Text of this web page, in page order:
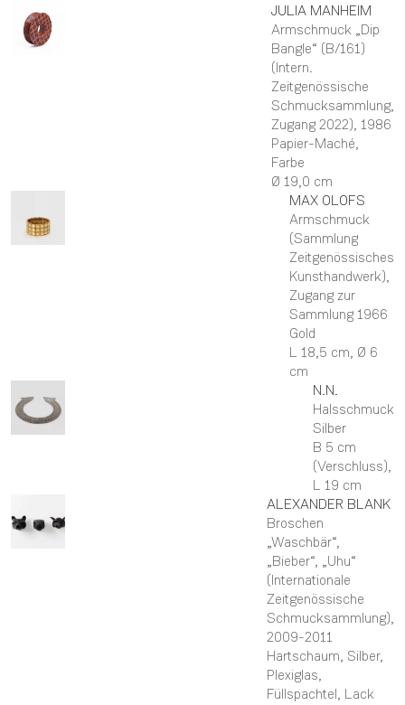
JULIA MANHEIM
Armschmuck „Dip
Bangle“ (B/161)
(Intern.
Zeitgenössische
Schmucksammlung,
Zugang 2022), 1986
Papier-Maché,
Farbe
Ø 19,0 cm
MAX OLOFS
Armschmuck
(Sammlung
Zeitgenössisches
Kunsthandwerk),
Zugang zur
Sammlung 1966
Gold
L 18,5 cm, Ø 6
cm
N.N.
Halsschmuck
Silber
B 5 cm
(Verschluss),
L 19 cm
ALEXANDER BLANK
Broschen
„Waschbär“,
„Bieber“, „Uhu“
(Internationale
Zeitgenössische
Schmucksammlung),
2009-2011
Hartschaum, Silber,
Plexiglas,
Füllspachtel, Lack